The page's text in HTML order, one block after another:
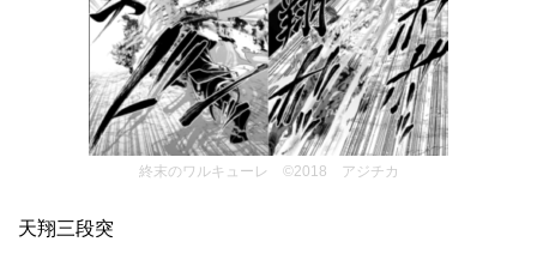
終末のワルキューレ ©2018 アジチカ
天翔三段突